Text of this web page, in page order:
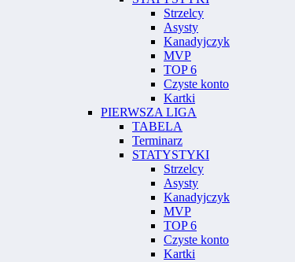
Strzelcy
Asysty
Kanadyjczyk
MVP
TOP 6
Czyste konto
Kartki
PIERWSZA LIGA
TABELA
Terminarz
STATYSTYKI
Strzelcy
Asysty
Kanadyjczyk
MVP
TOP 6
Czyste konto
Kartki